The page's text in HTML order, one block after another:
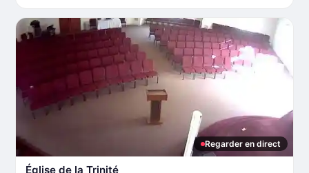
Regarder en direct
Église de la Trinité